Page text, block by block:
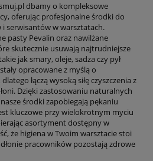
dbamy o kompleksowe
oferując profesjonalne środki do
serwisantów w warsztatach.
pasty Pevalin oraz nawilżane
skutecznie usuwają najtrudniejsze
jak smary, oleje, sadza czy pył
opracowane z myślą o
łączą wysoką siłę czyszczenia z
Dzięki zastosowaniu naturalnych
środki zapobiegają pękaniu
kluczowe przy wielokrotnym myciu
asortyment dostępny w
że higiena w Twoim warsztacie stoi
pracowników pozostają zdrowe